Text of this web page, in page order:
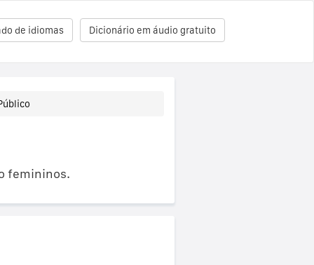
Dicionário em áudio gratuito
de idiomas
femininos.